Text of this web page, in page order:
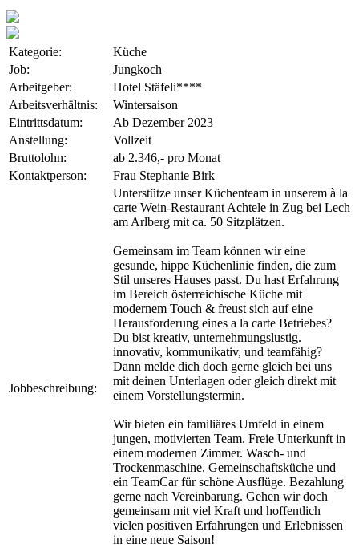
Kategorie:
Küche
Job:
Jungkoch
Arbeitgeber:
Hotel Stäfeli****
Arbeitsverhältnis:
Wintersaison
Eintrittsdatum:
Ab Dezember 2023
Anstellung:
Vollzeit
Bruttolohn:
ab 2.346,- pro Monat
Kontaktperson:
Frau Stephanie Birk
Jobbeschreibung:
Unterstütze unser Küchenteam in unserem à la
carte Wein-Restaurant Achtele in Zug bei Lech
am Arlberg mit ca. 50 Sitzplätzen.
Gemeinsam im Team können wir eine
gesunde, hippe Küchenlinie finden, die zum
Stil unseres Hauses passt. Du hast Erfahrung
im Bereich österreichische Küche mit
modernem Touch & freust sich auf eine
Herausforderung eines a la carte Betriebes?
Du bist kreativ, unternehmungslustig.
innovativ, kommunikativ, und teamfähig?
Dann melde dich doch gerne gleich bei uns
mit deinen Unterlagen oder gleich direkt mit
einem Vorstellungstermin.
Wir bieten ein familiäres Umfeld in einem
jungen, motivierten Team. Freie Unterkunft in
einem modernen Zimmer. Wasch- und
Trockenmaschine, Gemeinschaftsküche und
ein TeamCar für schöne Ausflüge. Bezahlung
gerne nach Vereinbarung. Gehen wir doch
gemeinsam mit viel Kraft und hoffentlich
vielen positiven Erfahrungen und Erlebnissen
in eine neue Saison!